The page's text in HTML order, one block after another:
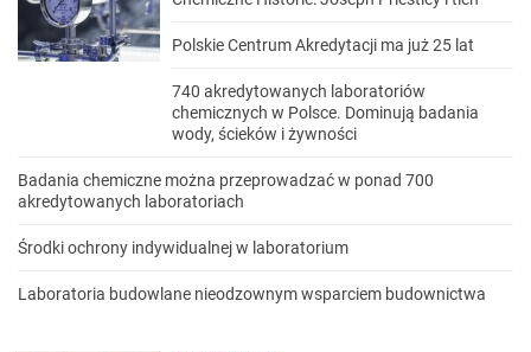
Polskie Centrum Akredytacji ma już 25 lat
740 akredytowanych laboratoriów
chemicznych w Polsce. Dominują badania
wody, ścieków i żywności
Badania chemiczne można przeprowadzać w ponad 700
akredytowanych laboratoriach
Środki ochrony indywidualnej w laboratorium
Laboratoria budowlane nieodzownym wsparciem budownictwa